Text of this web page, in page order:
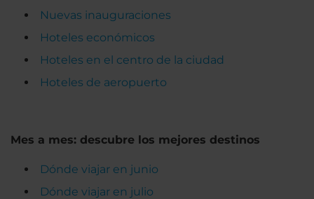
Nuevas inauguraciones
Hoteles económicos
Hoteles en el centro de la ciudad
Hoteles de aeropuerto
Mes a mes: descubre los mejores destinos
Dónde viajar en junio
Dónde viajar en julio